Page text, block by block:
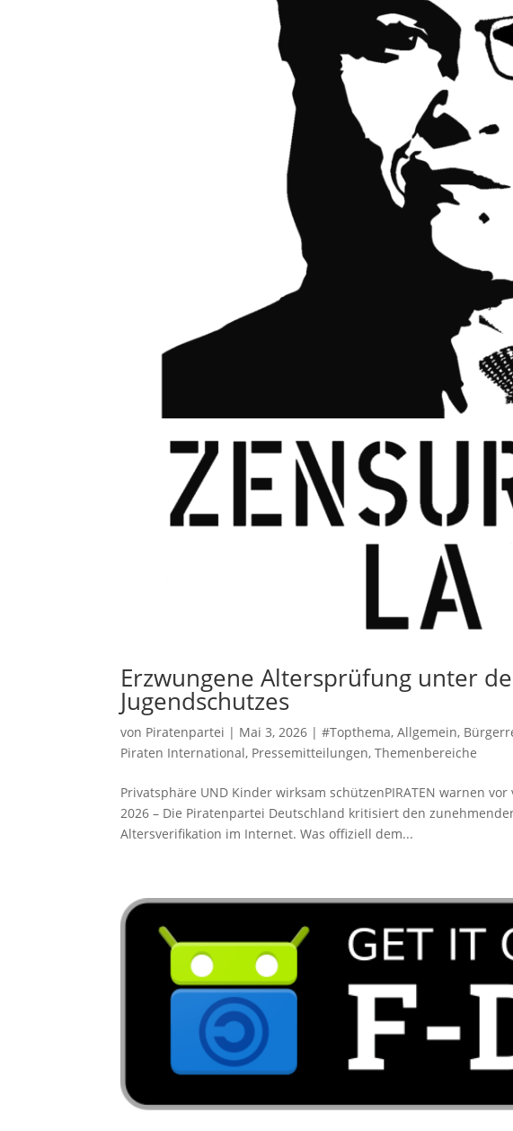
Erzwungene Altersprüfung unter
Jugendschutzes
von Piratenpartei | Mai 3, 2026 |#Topthema,Allgemein,
Piraten International, Pressemitteilungen,Themenbereiche
Privatsphäre UND Kinder wirksam schützenPIRATEN warnen
2026 – Die Piratenpartei Deutschland kritisiert den
Altersverifikation im Internet. Was offiziell dem...